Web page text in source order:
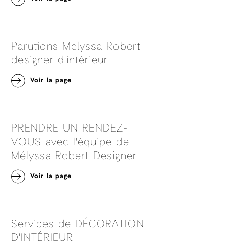
Parutions Melyssa Robert
designer d'intérieur
Voir la page
PRENDRE UN RENDEZ-
VOUS avec l'équipe de
Mélyssa Robert Designer
Voir la page
Services de DÉCORATION
D'INTÉRIEUR